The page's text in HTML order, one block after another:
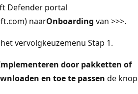
Defender portal
naarOnboarding van >>>.
vervolgkeuzemenu Stap 1.
door pakketten of
en toe te passen de knop